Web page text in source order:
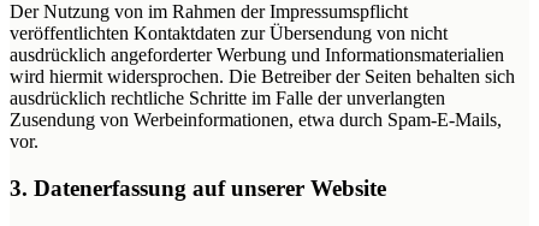
Der Nutzung von im Rahmen der Impressumspflicht
veröffentlichten Kontaktdaten zur Übersendung von nicht
ausdrücklich angeforderter Werbung und Informationsmaterialien
wird hiermit widersprochen. Die Betreiber der Seiten behalten sich
ausdrücklich rechtliche Schritte im Falle der unverlangten
Zusendung von Werbeinformationen, etwa durch Spam-E-Mails,
vor.
3. Datenerfassung auf unserer Website